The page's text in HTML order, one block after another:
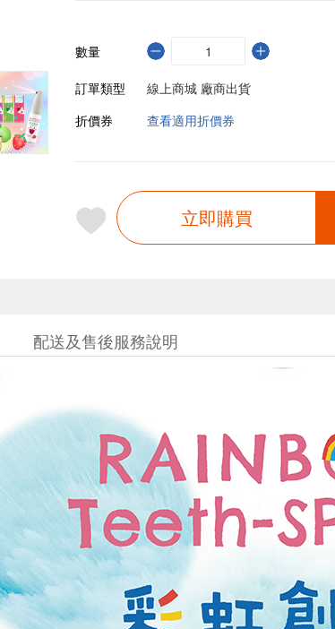
數量
訂單類型
線上商城 廠商出貨
折價券
查看適用折價券
立即購買
配送及售後服務說明